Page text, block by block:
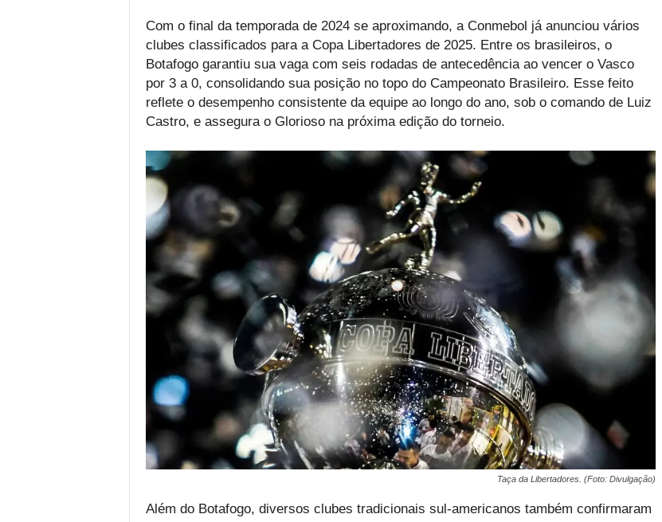
Com o final da temporada de 2024 se aproximando, a Conmebol já anunciou vários
clubes classificados para a Copa Libertadores de 2025. Entre os brasileiros, o
Botafogo garantiu sua vaga com seis rodadas de antecedência ao vencer o Vasco
por 3 a 0, consolidando sua posição no topo do Campeonato Brasileiro. Esse feito
reflete o desempenho consistente da equipe ao longo do ano, sob o comando de Luiz
Castro, e assegura o Glorioso na próxima edição do torneio.
Taça da Libertadores. (Foto: Divulgação)
Além do Botafogo, diversos clubes tradicionais sul-americanos também confirmaram